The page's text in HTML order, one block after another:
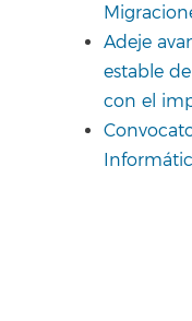
Adeje
estable
con el